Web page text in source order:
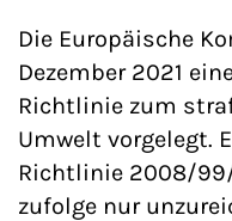
Die Europäische
Dezember 2021
Richtlinie zum
Umwelt vorgelegt.
Richtlinie 2008/99/
zufolge nur